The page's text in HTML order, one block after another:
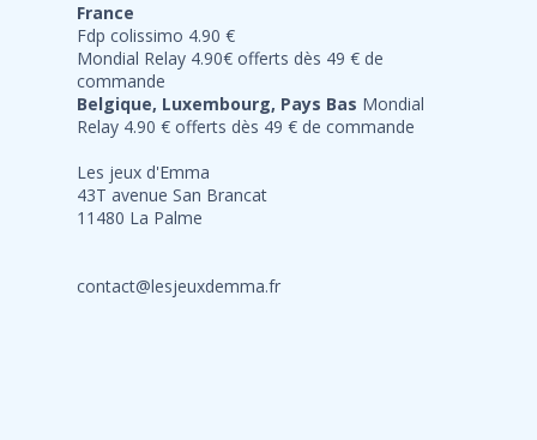
France
Fdp colissimo 4.90 €
Mondial Relay 4.90€ offerts dès 49 € de
commande
Belgique, Luxembourg, Pays Bas Mondial
Relay 4.90 € offerts dès 49 € de commande
Les jeux d'Emma
43T avenue San Brancat
11480 La Palme
contact@lesjeuxdemma.fr